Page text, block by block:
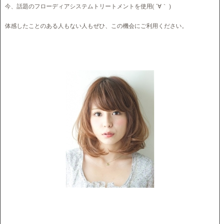
今、話題のフローディアシステムトリートメントを使用( ´∀｀ )
体感したことのある人もない人もぜひ、この機会にご利用ください。